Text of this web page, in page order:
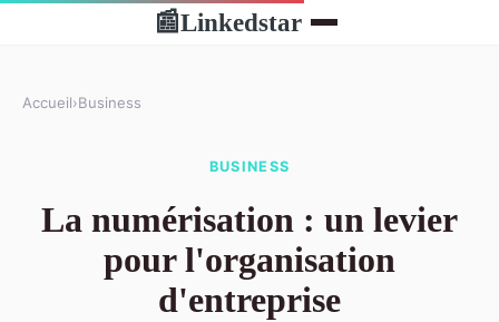
📰Linkedstar
Accueil›Business
BUSINESS
La numérisation : un levier
pour l'organisation
d'entreprise